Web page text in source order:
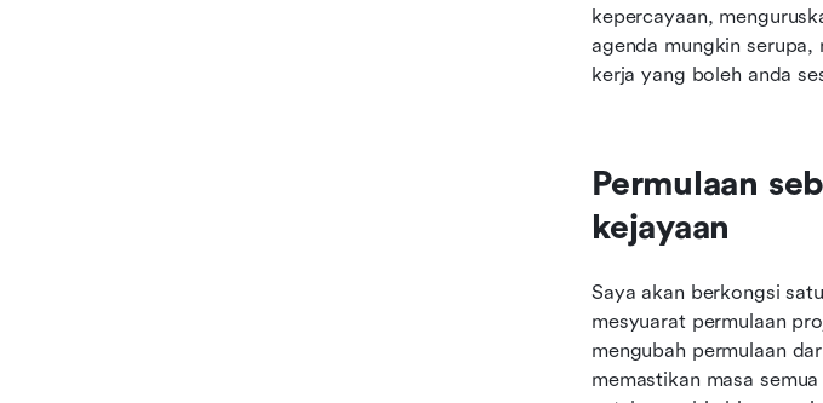
kepercayaan,
agenda mungkin serupa,
kerja yang boleh anda
Permulaan
kejayaan
Saya akan berkongsi
mesyuarat permulaan
mengubah permulaan
memastikan masa